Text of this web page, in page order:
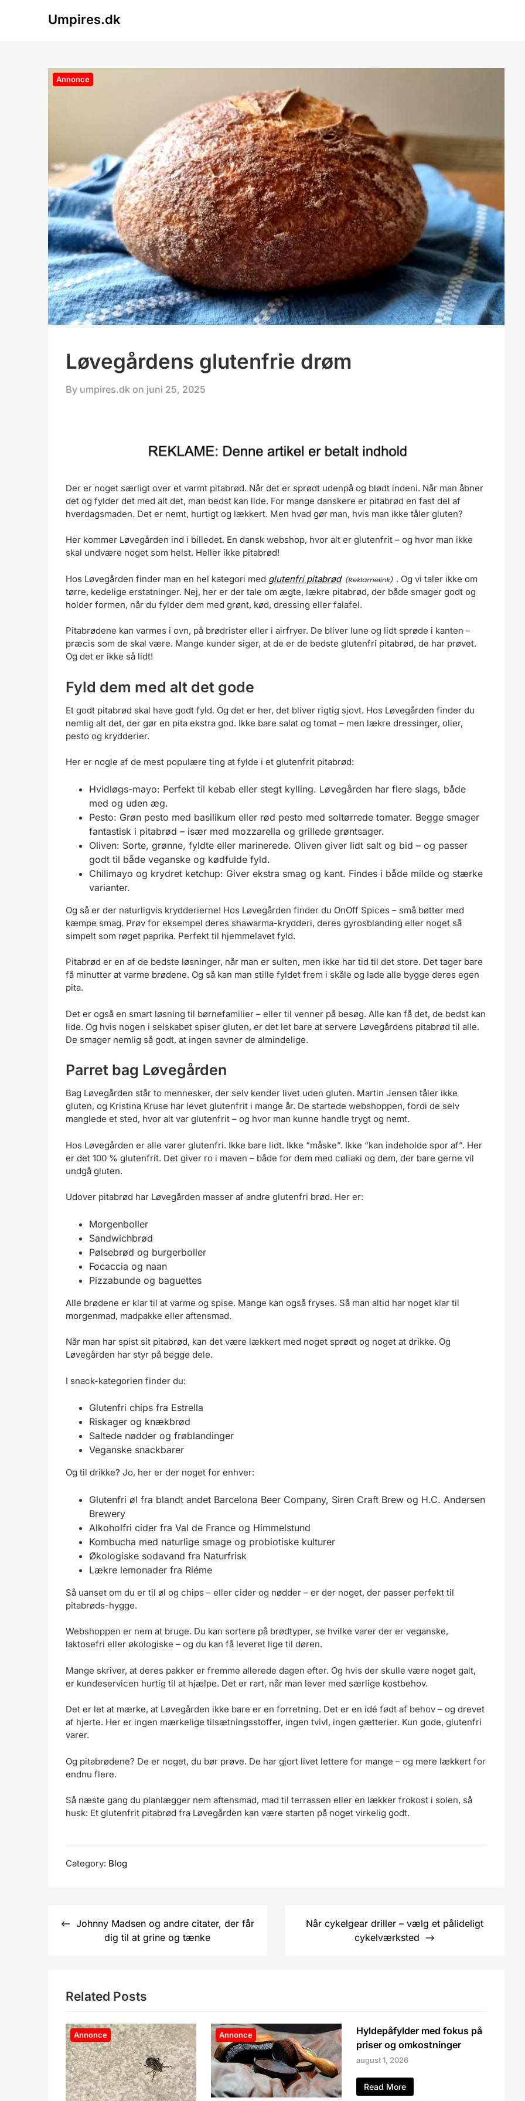
Umpires.dk
Annonce
Løvegårdens glutenfrie drøm
By umpires.dk on juni 25, 2025
Der er noget særligt over et varmt pitabrød. Når det er sprødt udenpå og blødt indeni. Når man åbner
det og fylder det med alt det, man bedst kan lide. For mange danskere er pitabrød en fast del af
hverdagsmaden. Det er nemt, hurtigt og lækkert. Men hvad gør man, hvis man ikke tåler gluten?
Her kommer Løvegården ind i billedet. En dansk webshop, hvor alt er glutenfrit – og hvor man ikke
skal undvære noget som helst. Heller ikke pitabrød!
Hos Løvegården finder man en hel kategori med glutenfri pitabrød
. Og vi taler ikke om
tørre, kedelige erstatninger. Nej, her er der tale om ægte, lækre pitabrød, der både smager godt og
holder formen, når du fylder dem med grønt, kød, dressing eller falafel.
Pitabrødene kan varmes i ovn, på brødrister eller i airfryer. De bliver lune og lidt sprøde i kanten –
præcis som de skal være. Mange kunder siger, at de er de bedste glutenfri pitabrød, de har prøvet.
Og det er ikke så lidt!
Fyld dem med alt det gode
Et godt pitabrød skal have godt fyld. Og det er her, det bliver rigtig sjovt. Hos Løvegården finder du
nemlig alt det, der gør en pita ekstra god. Ikke bare salat og tomat – men lækre dressinger, olier,
pesto og krydderier.
Her er nogle af de mest populære ting at fylde i et glutenfrit pitabrød:
Hvidløgs-mayo: Perfekt til kebab eller stegt kylling. Løvegården har flere slags, både
med og uden æg.
Pesto: Grøn pesto med basilikum eller rød pesto med soltørrede tomater. Begge smager
fantastisk i pitabrød – især med mozzarella og grillede grøntsager.
Oliven: Sorte, grønne, fyldte eller marinerede. Oliven giver lidt salt og bid – og passer
godt til både veganske og kødfulde fyld.
Chilimayo og krydret ketchup: Giver ekstra smag og kant. Findes i både milde og stærke
varianter.
Og så er der naturligvis krydderierne! Hos Løvegården finder du OnOff Spices – små bøtter med
kæmpe smag. Prøv for eksempel deres shawarma-krydderi, deres gyrosblanding eller noget så
simpelt som røget paprika. Perfekt til hjemmelavet fyld.
Pitabrød er en af de bedste løsninger, når man er sulten, men ikke har tid til det store. Det tager bare
få minutter at varme brødene. Og så kan man stille fyldet frem i skåle og lade alle bygge deres egen
pita.
Det er også en smart løsning til børnefamilier – eller til venner på besøg. Alle kan få det, de bedst kan
lide. Og hvis nogen i selskabet spiser gluten, er det let bare at servere Løvegårdens pitabrød til alle.
De smager nemlig så godt, at ingen savner de almindelige.
Parret bag Løvegården
Bag Løvegården står to mennesker, der selv kender livet uden gluten. Martin Jensen tåler ikke
gluten, og Kristina Kruse har levet glutenfrit i mange år. De startede webshoppen, fordi de selv
manglede et sted, hvor alt var glutenfrit – og hvor man kunne handle trygt og nemt.
Hos Løvegården er alle varer glutenfri. Ikke bare lidt. Ikke “måske”. Ikke “kan indeholde spor af”. Her
er det 100 % glutenfrit. Det giver ro i maven – både for dem med cøliaki og dem, der bare gerne vil
undgå gluten.
Udover pitabrød har Løvegården masser af andre glutenfri brød. Her er:
Morgenboller
Sandwichbrød
Pølsebrød og burgerboller
Focaccia og naan
Pizzabunde og baguettes
Alle brødene er klar til at varme og spise. Mange kan også fryses. Så man altid har noget klar til
morgenmad, madpakke eller aftensmad.
Når man har spist sit pitabrød, kan det være lækkert med noget sprødt og noget at drikke. Og
Løvegården har styr på begge dele.
I snack-kategorien finder du:
Glutenfri chips fra Estrella
Riskager og knækbrød
Saltede nødder og frøblandinger
Veganske snackbarer
Og til drikke? Jo, her er der noget for enhver:
Glutenfri øl fra blandt andet Barcelona Beer Company, Siren Craft Brew og H.C. Andersen
Brewery
Alkoholfri cider fra Val de France og Himmelstund
Kombucha med naturlige smage og probiotiske kulturer
Økologiske sodavand fra Naturfrisk
Lækre lemonader fra Riéme
Så uanset om du er til øl og chips – eller cider og nødder – er der noget, der passer perfekt til
pitabrøds-hygge.
Webshoppen er nem at bruge. Du kan sortere på brødtyper, se hvilke varer der er veganske,
laktosefri eller økologiske – og du kan få leveret lige til døren.
Mange skriver, at deres pakker er fremme allerede dagen efter. Og hvis der skulle være noget galt,
er kundeservicen hurtig til at hjælpe. Det er rart, når man lever med særlige kostbehov.
Det er let at mærke, at Løvegården ikke bare er en forretning. Det er en idé født af behov – og drevet
af hjerte. Her er ingen mærkelige tilsætningsstoffer, ingen tvivl, ingen gætterier. Kun gode, glutenfri
varer.
Og pitabrødene? De er noget, du bør prøve. De har gjort livet lettere for mange – og mere lækkert for
endnu flere.
Så næste gang du planlægger nem aftensmad, mad til terrassen eller en lækker frokost i solen, så
husk: Et glutenfrit pitabrød fra Løvegården kan være starten på noget virkelig godt.
Category: Blog
Johnny Madsen og andre citater, der får
dig til at grine og tænke
Når cykelgear driller – vælg et pålideligt
cykelværksted
Related Posts
Annonce Annonce
Hyldepåfylder med fokus på
priser og omkostninger
august 1, 2026
Read More